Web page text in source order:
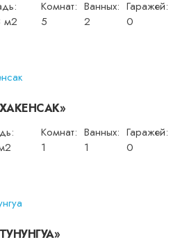
м2
Комнат:
5
Ванных:
2
Гаражей:
0
Комнат:
1
Ванных:
1
Гаражей:
0